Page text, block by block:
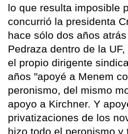
lo que resulta imposible
concurrió la presidenta
hace sólo dos años
Pedraza dentro de la
el propio dirigente
años "apoyé a Menem
peronismo, del mismo
apoyo a Kirchner. Y
privatizaciones de los
hizo todo el peronismo y